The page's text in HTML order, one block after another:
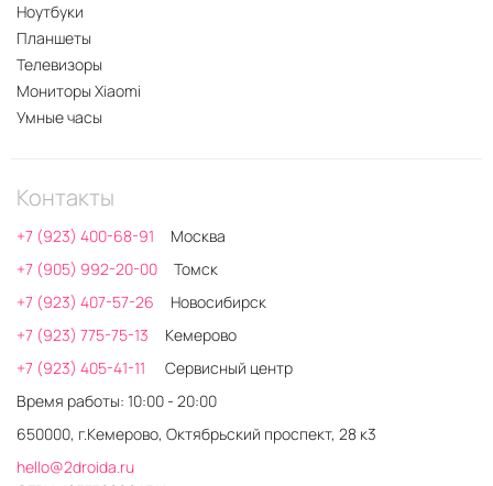
Ноутбуки
Планшеты
Телевизоры
Мониторы Xiaomi
Умные часы
Контакты
+7 (923) 400-68-91
Москва
+7 (905) 992-20-00
Томск
+7 (923) 407-57-26
Новосибирск
+7 (923) 775-75-13
Кемерово
+7 (923) 405-41-11
Сервисный центр
Время работы: 10:00 - 20:00
650000, г.Кемерово, Октябрьский проспект, 28 к3
hello@2droida.ru